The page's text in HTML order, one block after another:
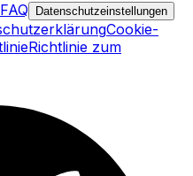
FAQ Datenschutzeinstellungen
Cookie-
Richtlinie zum